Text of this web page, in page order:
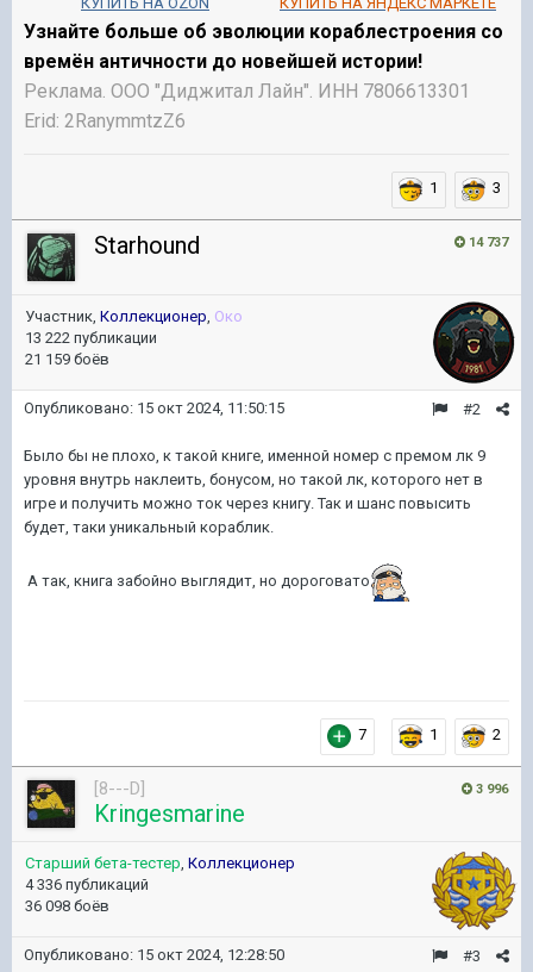
Узнайте больше об эволюции кораблестроения со
времён античности до новейшей истории!
Реклама. ООО "Диджитал Лайн". ИНН 7806613301
Erid: 2RanymmtzZ6
1 3
14 737
Starhound
Участник, Коллекционер, Око
13 222 публикации
21 159 боёв
#2
Опубликовано: 15 окт 2024, 11:50:15
Было бы не плохо, к такой книге, именной номер с премом лк 9
уровня внутрь наклеить, бонусом, но такой лк, которого нет в
игре и получить можно ток через книгу. Так и шанс повысить
будет, таки уникальный кораблик.
А так, книга забойно выглядит, но дороговато
7 1 2
3 996
[8---D]
Kringesmarine
Старший бета-тестер, Коллекционер
4 336 публикаций
36 098 боёв
#3
Опубликовано: 15 окт 2024, 12:28:50